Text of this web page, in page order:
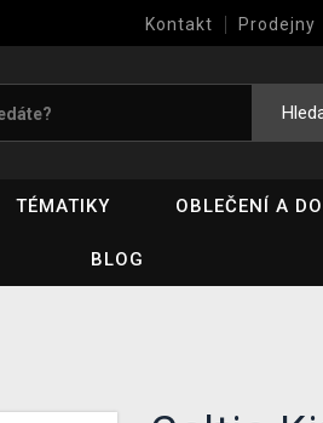
Kontakt Prodejny
TÉMATIKY OBLEČENÍ A
BLOG